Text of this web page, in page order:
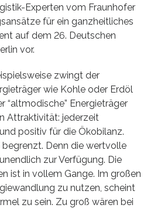
Experten vom Fraunhofer
für ein ganzheitliches
auf dem 26. Deutschen
vor.
zwingt der
wie Kohle oder Erdöl
“altmodische” Energieträger
Attraktivität: jederzeit
positiv für die Ökobilanz.
Denn die wertvolle
zur Verfügung. Die
ist in vollem Gange. Im großen
zu nutzen, scheint
zu sein. Zu groß wären bei